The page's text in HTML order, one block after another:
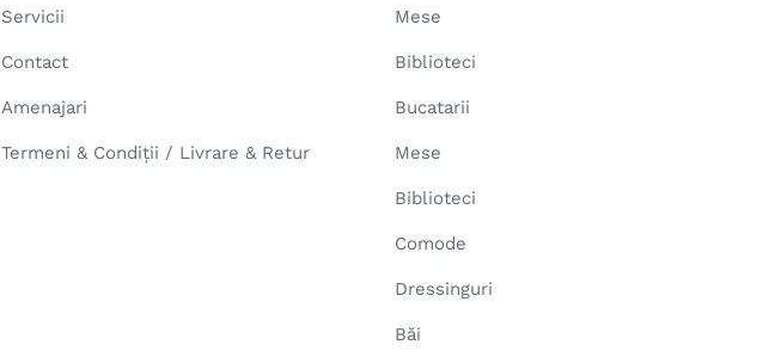
Servicii
Contact
Amenajari
Termeni & Condiții / Livrare & Retur
Mese
Biblioteci
Bucatarii
Mese
Biblioteci
Comode
Dressinguri
Băi